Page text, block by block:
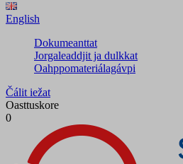
English
Dokumeanttat
Jorgaleaddjit ja dulkkat
Oahppomateriálagávpi
Čálit iežat
Oasttuskore
0